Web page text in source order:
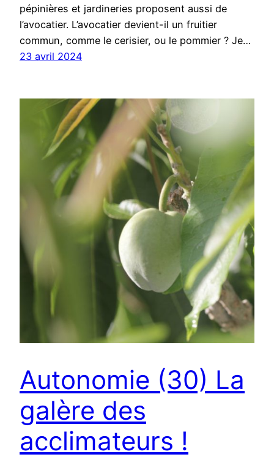
pépinières et jardineries proposent aussi de
l’avocatier. L’avocatier devient-il un fruitier
commun, comme le cerisier, ou le pommier ? Je…
23 avril 2024
Autonomie (30) La
galère des
acclimateurs !